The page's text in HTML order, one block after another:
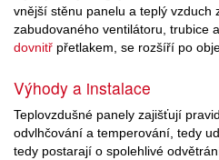
vnější stěnu panelu a teplý vzduch
zabudovaného ventilátoru, trubice
dovnitř přetlakem, se rozšíří po
Výhody a instalace
Teplovzdušné panely zajišťují
odvlhčování a temperování, tedy
tedy postarají o spolehlivé